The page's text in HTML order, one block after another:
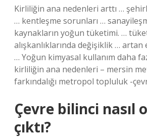
Kirliliğin ana nedenleri arttı …
… kentleşme sorunları …
kaynakların yoğun tüketimi. …
alışkanlıklarında değişiklik … artan
… Yoğun kimyasal kullanım daha
kirliliğin ana nedenleri – mersin
farkındalığı metropol topluluk -
Çevre bilinci nasıl
çıktı?